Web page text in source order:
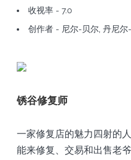
收视率 - 7.0
创作者 - 尼尔-贝尔, 丹尼尔
锈谷修复师
一家修复店的魅力四射的
能来修复、交易和出售老